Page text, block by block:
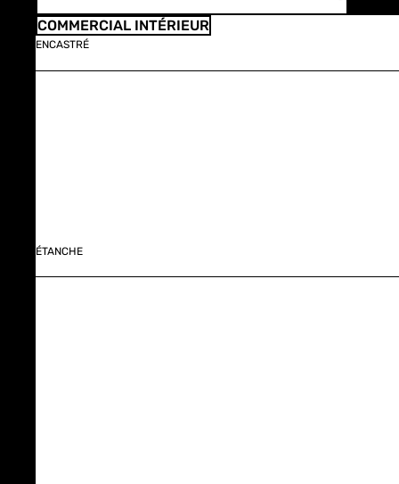
COMMERCIAL INTÉRIEUR
ENCASTRÉ
ÉTANCHE